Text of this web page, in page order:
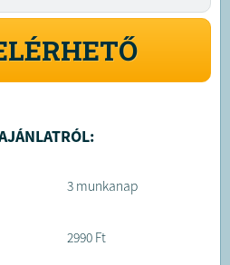
3 munkanap
2990 Ft